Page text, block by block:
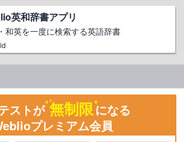
英和辞書アプリ
和英を一度に検索する英語辞書
ストが 無制限になる
プレミアム会員